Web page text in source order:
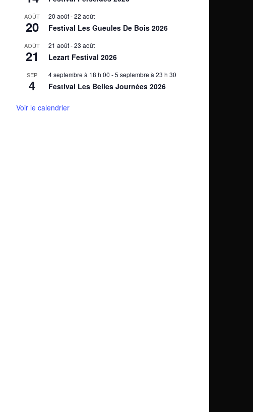
AOÛT
20
20 août-22 août
Festival Les Gueules De Bois 2026
AOÛT
21
21 août-23 août
Lezart Festival 2026
SEP
4
4 septembre à 18 h 00 -5 septembre à 23 h 30
Festival Les Belles Journées 2026
Voir le calendrier